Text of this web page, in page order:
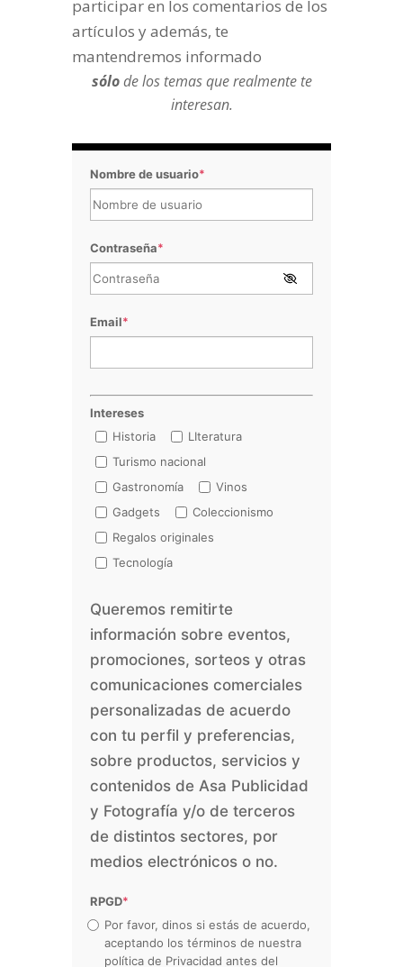
participar en los comentarios de los
artículos y además, te
mantendremos informado
sólode los temas que realmente te
interesan.
Nombre de usuario*
Contraseña*
Email*
Intereses
Historia
LIteratura
Turismo nacional
Gastronomía
Vinos
Gadgets
Coleccionismo
Regalos originales
Tecnología
Queremos remitirte
información sobre eventos,
promociones, sorteos y otras
comunicaciones comerciales
personalizadas de acuerdo
con tu perfil y preferencias,
sobre productos, servicios y
contenidos de Asa Publicidad
y Fotografía y/o de terceros
de distintos sectores, por
medios electrónicos o no.
RPGD*
Por favor, dinos si estás de acuerdo,
aceptando los términos de nuestra
política de Privacidad antes del